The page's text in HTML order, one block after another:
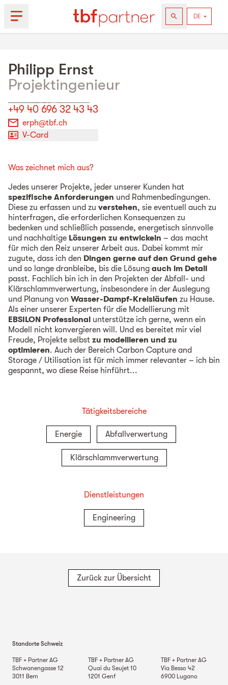
Philipp Ernst
Projektingenieur
+49 40 696 32 43 43
erph@tbf.ch
V-Card
Was zeichnet mich aus?
Jedes unserer Projekte, jeder unserer Kunden hat
spezifische Anforderungen und Rahmenbedingungen.
Diese zu erfassen und zu verstehen, sie eventuell auch zu
hinterfragen, die erforderlichen Konsequenzen zu
bedenken und schließlich passende, energetisch sinnvolle
und nachhaltige Lösungen zu entwickeln – das macht
für mich den Reiz unserer Arbeit aus. Dabei kommt mir
zugute, dass ich den Dingen gerne auf den Grund gehe
und so lange dranbleibe, bis die Lösung auch im Detail
passt. Fachlich bin ich in den Projekten der Abfall- und
Klärschlammverwertung, insbesondere in der Auslegung
und Planung von Wasser-Dampf-Kreisläufen zu Hause.
Als einer unserer Experten für die Modellierung mit
EBSILON Professional unterstütze ich gerne, wenn ein
Modell nicht konvergieren will. Und es bereitet mir viel
Freude, Projekte selbst zu modellieren und zu
optimieren. Auch der Bereich Carbon Capture and
Storage / Utilisation ist für mich immer relevanter – ich bin
gespannt, wo diese Reise hinführt...
Tätigkeitsbereiche
Energie Abfallverwertung
Klärschlammverwertung
Dienstleistungen
Engineering
Zurück zur Übersicht
Standorte Schweiz
TBF + Partner AG
Schwanengasse 12
3011 Bern
TBF + Partner AG
Quai du Seujet 10
1201 Genf
TBF + Partner AG
Via Besso 42
6900 Lugano